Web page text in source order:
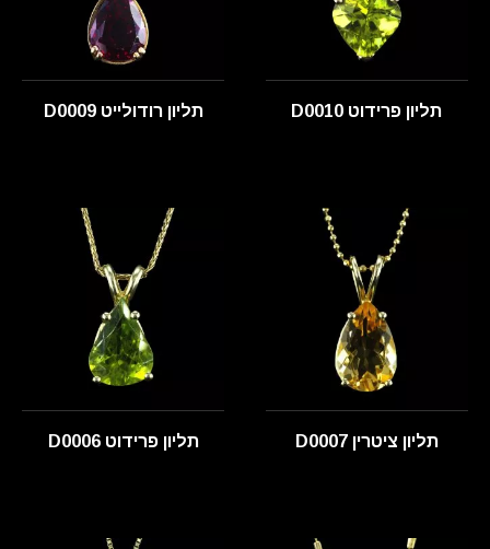
תליון פרידוט D0010 תליון רודולייט D0009
תליון ציטרין D0007 תליון פרידוט D0006